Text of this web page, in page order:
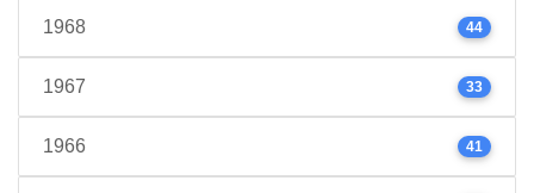
1968 44
1967 33
1966 41